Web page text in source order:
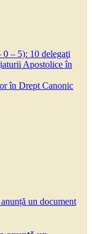
– 5): 10 delegaţi
Apostolice în
în Drept Canonic